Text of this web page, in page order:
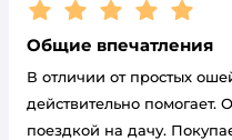
Рейтинг:5
Общие впечатления
В отличии от простых
действительно помогает.
поездкой на дачу.